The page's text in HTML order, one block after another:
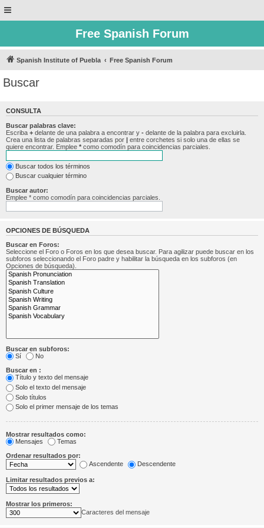
Free Spanish Forum
Spanish Institute of Puebla Free Spanish Forum
Buscar
CONSULTA
Buscar palabras clave:
Escriba + delante de una palabra a encontrar y - delante de la palabra para excluirla.
Crea una lista de palabras separadas por | entre corchetes si solo una de ellas se
quiere encontrar. Emplee * como comodín para coincidencias parciales.
Buscar todos los términos
Buscar cualquier término
Buscar autor:
Emplee * como comodín para coincidencias parciales.
OPCIONES DE BÚSQUEDA
Buscar en Foros:
Seleccione el Foro o Foros en los que desea buscar. Para agilizar puede buscar en los
subforos seleccionando el Foro padre y habilitar la búsqueda en los subforos (en
Opciones de búsqueda).
Buscar en subforos:
Sí
No
Buscar en :
Título y texto del mensaje
Solo el texto del mensaje
Solo títulos
Solo el primer mensaje de los temas
Mostrar resultados como:
Mensajes
Temas
Ordenar resultados por:
Ascendente
Descendente
Limitar resultados previos a:
Mostrar los primeros:
Caracteres del mensaje